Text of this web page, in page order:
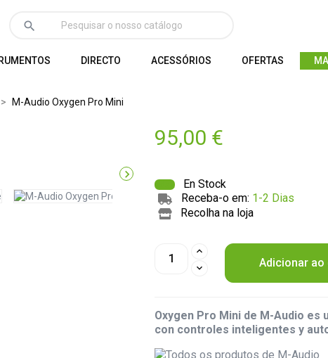
search
DIRECTO ACESSÓRIOS OFERTAS
M-Audio Oxygen Pro Mini

95,00 €
En Stock
Receba-o em: 1-2 Dias
Recolha na loja
Adicionar ao
Oxygen Pro Mini de M-Audio es
con controles inteligentes y